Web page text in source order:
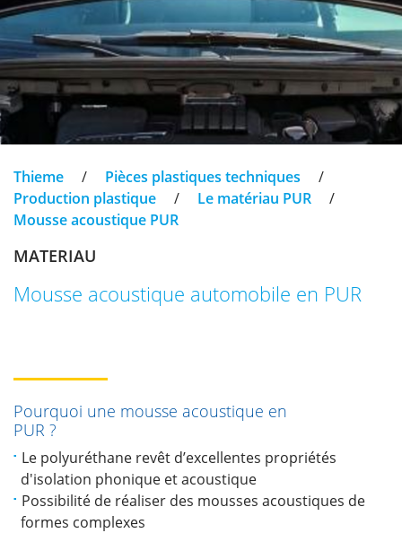
Thieme / Pièces plastiques techniques
/
Production plastique
/ Le matériau PUR
/
Mousse acoustique PUR
MATERIAU
Mousse acoustique automobile en PUR
Pourquoi une mousse acoustique en
PUR ?
Le polyuréthane revêt d’excellentes propriétés
d'isolation phonique et acoustique
Possibilité de réaliser des mousses acoustiques de
formes complexes